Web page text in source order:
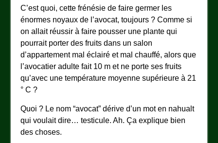
C’est quoi, cette frénésie de faire germer les
énormes noyaux de l’avocat, toujours ? Comme si
on allait réussir à faire pousser une plante qui
pourrait porter des fruits dans un salon
d’appartement mal éclairé et mal chauffé, alors que
l’avocatier adulte fait 10 m et ne porte ses fruits
qu’avec une température moyenne supérieure à 21
° C ?
Quoi ? Le nom “avocat” dérive d’un mot en nahualt
qui voulait dire… testicule. Ah. Ça explique bien
des choses.